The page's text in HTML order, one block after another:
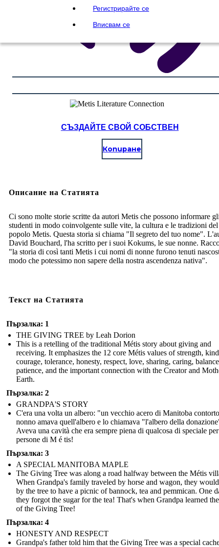
Регистрирайте се
Вписвам се
СЪЗДАЙТЕ СВОЙ СОБСТВЕН
Копиране
Описание на Статията
Ci sono molte storie scritte da autori Metis che possono informare
studenti in modo coinvolgente sulle vite, la cultura e le tradizioni del
popolo Metis. Questa storia si chiama "Il segreto del tuo nome".
David Bouchard, l'ha scritto per i suoi Kokums, le sue nonne.
"la storia di così tanti Metis i cui nomi di nonne furono tenuti
modo che potessimo non sapere della nostra ascendenza nativa".
Текст на Статията
Пързалка: 1
THE GIVING TREE by Leah Dorion
This is a retelling of the traditional Métis story about giving and
receiving. It emphasizes the 12 core Métis values of strength,
courage, tolerance, honesty, respect, love, sharing, caring,
patience, and the important connection with the Creator and
Earth.
Пързалка: 2
GRANDPA'S STORY
C'era una volta un albero: "un vecchio acero di Manitoba
nonno amava quell'albero e lo chiamava "l'albero della
Aveva una cavità che era sempre piena di qualcosa di speciale
persone di M é tis!
Пързалка: 3
A SPECIAL MANITOBA MAPLE
The Giving Tree was along a road halfway between the Métis
When Grandpa's family traveled by horse and wagon, they
by the tree to have a picnic of bannock, tea and pemmican. One
they forgot the sugar for the tea! That's when Grandpa learned
of the Giving Tree!
Пързалка: 4
HONESTY AND RESPECT
Grandpa's father told him that the Giving Tree was a special